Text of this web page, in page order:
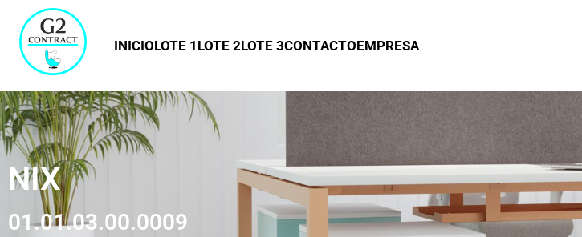
INICIOLOTE 1 LOTE 2LOTE 3CONTACTOEMPRESA
NIX
01.01.03.00.0009